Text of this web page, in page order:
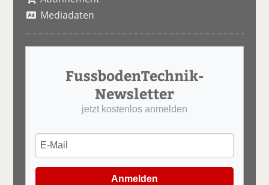
Mediadaten
FussbodenTechnik-
Newsletter
jetzt kostenlos anmelden
Anmelden